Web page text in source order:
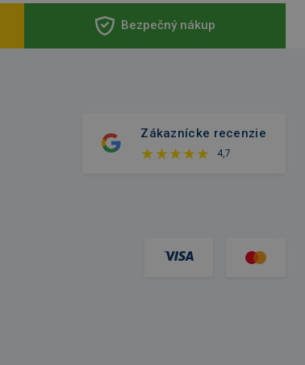
Bezpečný nákup
Zákaznícke recenzie
4,7